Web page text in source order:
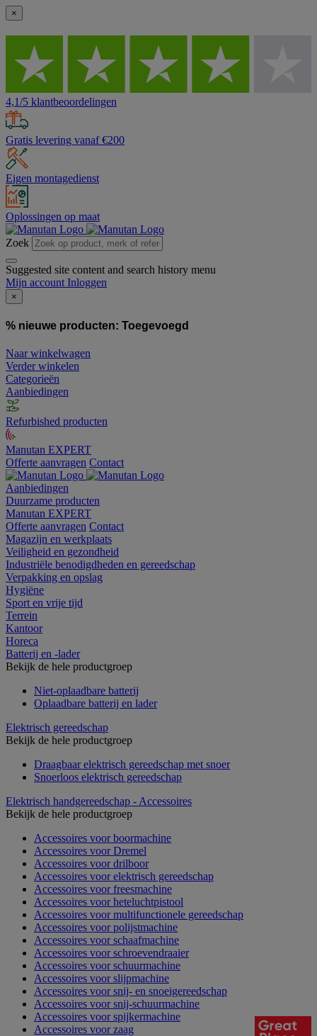
×
4,1/5 klantbeoordelingen
Gratis levering vanaf €200
Eigen montagedienst
Oplossingen op maat
Zoek
Suggested site content and search history menu
Mijn account Inloggen
×
% nieuwe producten: Toegevoegd
Naar winkelwagen
Verder winkelen
Categorieën
Aanbiedingen
Refurbished producten
Manutan EXPERT
Offerte aanvragen Contact
Aanbiedingen
Duurzame producten
Manutan EXPERT
Offerte aanvragen Contact
Magazijn en werkplaats
Veiligheid en gezondheid
Industriële benodigdheden en gereedschap
Verpakking en opslag
Hygiëne
Sport en vrije tijd
Terrein
Kantoor
Horeca
Batterij en -lader
Bekijk de hele productgroep
Niet-oplaadbare batterij
Oplaadbare batterij en lader
Elektrisch gereedschap
Bekijk de hele productgroep
Draagbaar elektrisch gereedschap met snoer
Snoerloos elektrisch gereedschap
Elektrisch handgereedschap - Accessoires
Bekijk de hele productgroep
Accessoires voor boormachine
Accessoires voor Dremel
Accessoires voor drilboor
Accessoires voor elektrisch gereedschap
Accessoires voor freesmachine
Accessoires voor heteluchtpistool
Accessoires voor multifunctionele gereedschap
Accessoires voor polijstmachine
Accessoires voor schaafmachine
Accessoires voor schroevendraaier
Accessoires voor schuurmachine
Accessoires voor slijpmachine
Accessoires voor snij- en snoeigereedschap
Accessoires voor snij-schuurmachine
Accessoires voor spijkermachine
Accessoires voor zaag